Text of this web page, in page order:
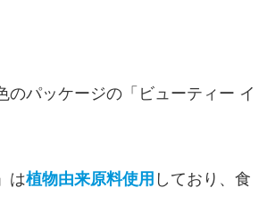
のパッケージの「ビューティー イ
は植物由来原料使用 しており、食